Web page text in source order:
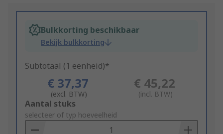
Bulkkorting beschikbaar
Bekijk bulkkorting
Subtotaal (1 eenheid)*
€ 37,37
(excl. BTW)
€ 45,22
(incl. BTW)
Add
to
Basket
Aantal stuks
selecteer of typ hoeveelheid